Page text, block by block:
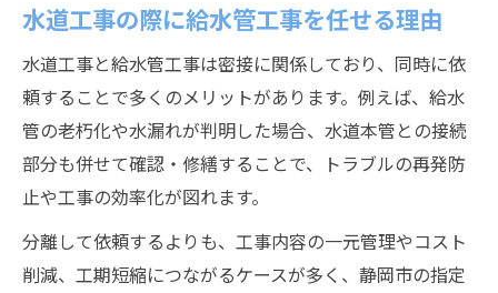
水道工事の際に給水管工事を任せる理由
水道工事と給水管工事は密接に関係しており、同時に依
頼することで多くのメリットがあります。例えば、給水
管の老朽化や水漏れが判明した場合、水道本管との接続
部分も併せて確認・修繕することで、トラブルの再発防
止や工事の効率化が図れます。
分離して依頼するよりも、工事内容の一元管理やコスト
削減、工期短縮につながるケースが多く、静岡市の指定